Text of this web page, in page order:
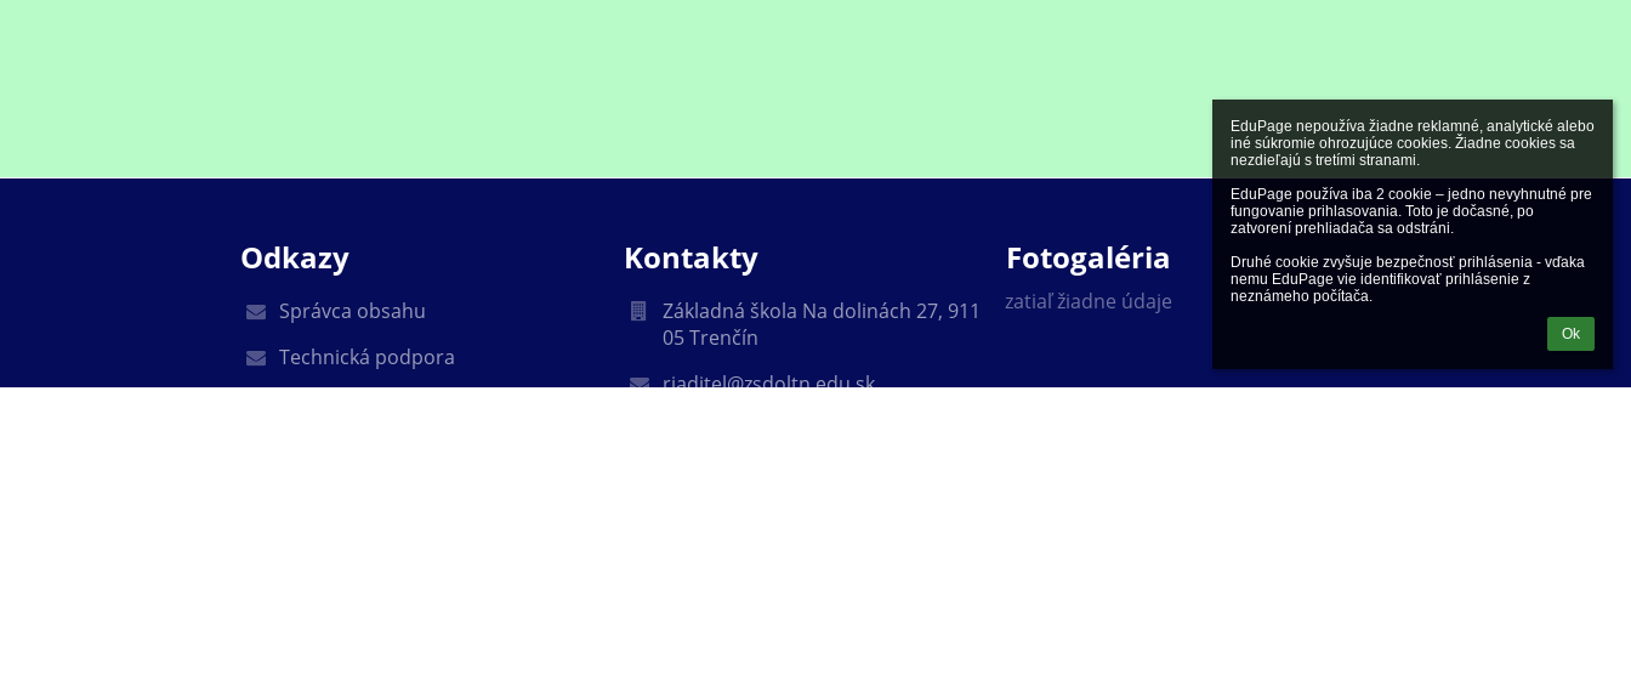
EduPage nepoužíva žiadne reklamné, analytické alebo
iné súkromie ohrozujúce cookies. Žiadne cookies sa
nezdieľajú s tretími stranami.
EduPage používa iba 2 cookie – jedno nevyhnutné pre
fungovanie prihlasovania. Toto je dočasné, po
zatvorení prehliadača sa odstráni.
Druhé cookie zvyšuje bezpečnosť prihlásenia - vďaka
nemu EduPage vie identifikovať prihlásenie z
neznámeho počítača.
Ok
Odkazy
Správca obsahu
Technická podpora
Kontakty
Základná škola Na dolinách 27, 911
05 Trenčín
riaditel@zsdoltn.edu.sk
Fotogaléria
zatiaľ žiadne údaje